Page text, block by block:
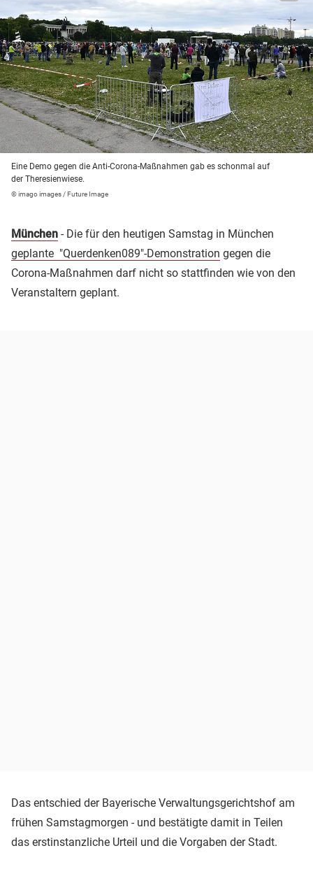
Eine Demo gegen die Anti-Corona-Maßnahmen gab es schonmal auf
der Theresienwiese.
© imago images / Future Image
München - Die für den heutigen Samstag in München
geplante "Querdenken089"-Demonstration gegen die
Corona-Maßnahmen darf nicht so stattfinden wie von den
Veranstaltern geplant.
Das entschied der Bayerische Verwaltungsgerichtshof am
frühen Samstagmorgen - und bestätigte damit in Teilen
das erstinstanzliche Urteil und die Vorgaben der Stadt.